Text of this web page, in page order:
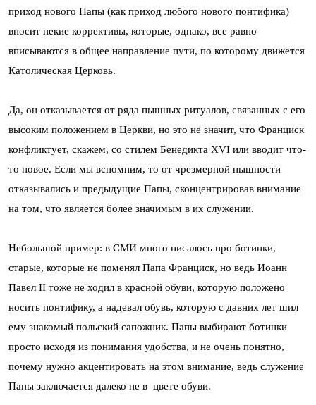
приход нового Папы (как приход любого нового понтифика)
вносит некие коррективы, которые, однако, все равно
вписываются в общее направление пути, по которому движется
Католическая Церковь.
Да, он отказывается от ряда пышных ритуалов, связанных с его
высоким положением в Церкви, но это не значит, что Франциск
конфликтует, скажем, со стилем Бенедикта XVI или вводит что-
то новое. Если мы вспомним, то от чрезмерной пышности
отказывались и предыдущие Папы, сконцентрировав внимание
на том, что является более значимым в их служении.
Небольшой пример: в СМИ много писалось про ботинки,
старые, которые не поменял Папа Франциск, но ведь Иоанн
Павел II тоже не ходил в красной обуви, которую положено
носить понтифику, а надевал обувь, которую с давних лет шил
ему знакомый польский сапожник. Папы выбирают ботинки
просто исходя из понимания удобства, и не очень понятно,
почему нужно акцентировать на этом внимание, ведь служение
Папы заключается далеко не в цвете обуви.